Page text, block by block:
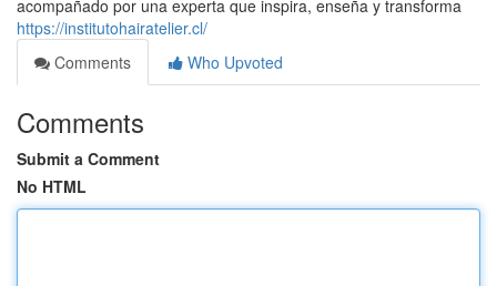
acompañado por una experta que inspira, enseña y transforma
https://institutohairatelier.cl/
Comments
Who Upvoted
Comments
Submit a Comment
No HTML